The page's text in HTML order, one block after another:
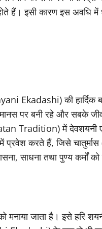
हैं। इसी कारण इस अवधि में
Ekadashi) की हार्दिक
पर बनी रहे और सबके
Tradition) में देवशयनी
करते हैं, जिसे
साधना तथा पुण्य कर्मों
मनाया जाता है। इसे हरि